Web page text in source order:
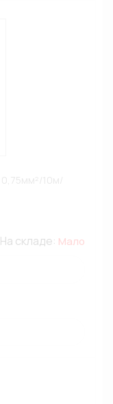
На складе: Мало